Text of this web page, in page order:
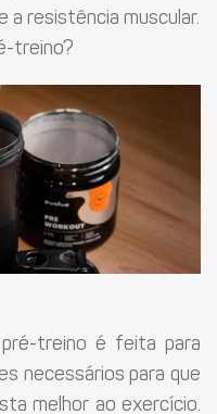
a resistência muscular.
treino?
treino é feita para
necessários para que
melhor ao exercício.